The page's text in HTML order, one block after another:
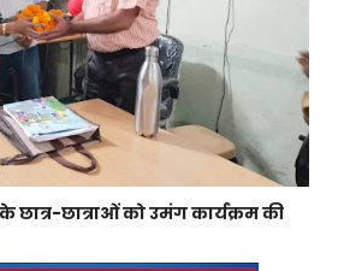
छात्राओं को उमंग कार्यक्रम की